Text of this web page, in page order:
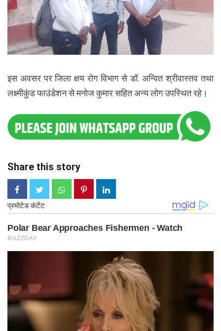
इस अवसर पर जिला क्षय रोग विभाग से डॉ. अन्वित श्रीवास्तव तथा
लक्ष्मीकुंड फाउंडेशन से मनोज कुमार सहित अन्य लोग उपस्थित रहे।
Share this story